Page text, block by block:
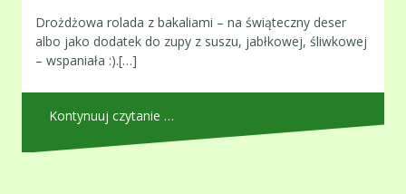
Drożdżowa rolada z bakaliami – na świąteczny deser
albo jako dodatek do zupy z suszu, jabłkowej, śliwkowej
– wspaniała :).[…]
Kontynuuj czytanie …